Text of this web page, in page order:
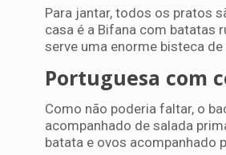
Para jantar, todos os pratos
casa é a Bifana com batatas
serve uma enorme bisteca
Portuguesa com
Como não poderia faltar, o
acompanhado de salada
batata e ovos acompanhado